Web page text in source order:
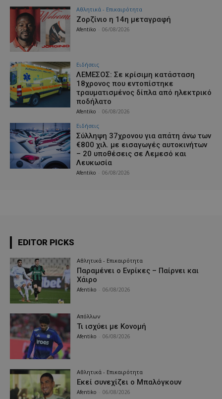
Αθλητικά - Επικαιρότητα
Ζορζίνιο η 14η μεταγραφή
Afentiko 06/08/2026
Ειδήσεις
ΛΕΜΕΣΟΣ: Σε κρίσιμη κατάσταση
18χρονος που εντοπίστηκε
τραυματισμένος δίπλα από ηλεκτρικό
ποδήλατο
Afentiko 06/08/2026
Ειδήσεις
Σύλληψη 37χρονου για απάτη άνω των
€800 χιλ. με εισαγωγές αυτοκινήτων
– 20 υποθέσεις σε Λεμεσό και
Λευκωσία
Afentiko 06/08/2026
EDITOR PICKS
Αθλητικά - Επικαιρότητα
Παραμένει ο Ενρίκες – Παίρνει και
Χάιρο
Afentiko 06/08/2026
Απόλλων
Τι ισχύει με Κονομή
Afentiko 06/08/2026
Αθλητικά - Επικαιρότητα
Εκεί συνεχίζει ο Μπαλόγκουν
Afentiko 06/08/2026